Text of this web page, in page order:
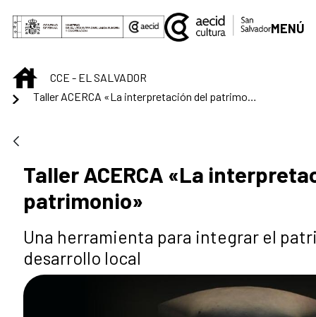
Saltar al contenido principal
MENÚ
INICIOCCE - EL SALVADOR
Taller ACERCA «La
patrimonio»
Una herramienta para integrar el
desarrollo local